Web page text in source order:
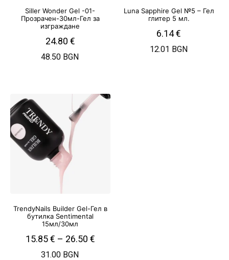
Siller Wonder Gel -01-
Прозрачен-30мл-Гел за
изграждане
24.80 €
48.50 BGN
Luna Sapphire Gel №5 – Гел
глитер 5 мл.
6.14€
12.01 BGN
TrendyNails Builder Gel-Гел в
бутилка Sentimental
15мл/30мл
15.85€ – 26.50 €
31.00 BGN